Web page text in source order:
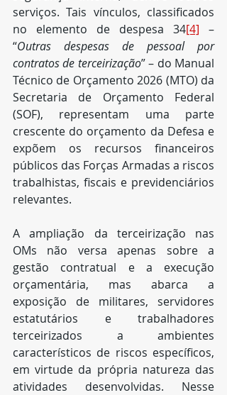
serviços. Tais vínculos, classificados
no elemento de despesa 34[4] –
“Outras despesas de pessoal por
contratos de terceirização” – do Manual
Técnico de Orçamento 2026 (MTO) da
Secretaria de Orçamento Federal
(SOF), representam uma parte
crescente do orçamento da Defesa e
expõem os recursos financeiros
públicos das Forças Armadas a riscos
trabalhistas, fiscais e previdenciários
relevantes.
A ampliação da terceirização nas
OMs não versa apenas sobre a
gestão contratual e a execução
orçamentária, mas abarca a
exposição de militares, servidores
estatutários e trabalhadores
terceirizados a ambientes
característicos de riscos específicos,
em virtude da própria natureza das
atividades desenvolvidas. Nesse